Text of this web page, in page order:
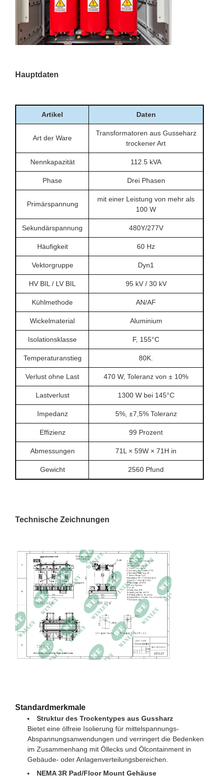
Hauptdaten
Artikel Daten
Art der Ware
Transformatoren aus Gusseharz
trockener Art
Nennkapazität 112.5 kVA
Phase Drei Phasen
Primärspannung
mit einer Leistung von mehr als
100 W
Sekundärspannung 480Y/277V
Häufigkeit 60 Hz
Vektorgruppe Dyn1
HV BIL / LV BIL 95 kV / 30 kV
Kühlmethode AN/AF
Wickelmaterial Aluminium
Isolationsklasse F, 155°C
Temperaturanstieg 80K.
Verlust ohne Last 470 W, Toleranz von ± 10%
Lastverlust 1300 W bei 145°C
Impedanz 5%, ±7,5% Toleranz
Effizienz 99 Prozent
Abmessungen 71L × 59W × 71H in
Gewicht 2560 Pfund
Technische Zeichnungen
Standardmerkmale
Struktur des Trockentypes aus Gussharz
Bietet eine ölfreie Isolierung für mittelspannungs-
Abspannungsanwendungen und verringert die Bedenken
im Zusammenhang mit Öllecks und Ölcontainment in
Gebäude- oder Anlagenverteilungsbereichen.
NEMA 3R Pad/Floor Mount Gehäuse